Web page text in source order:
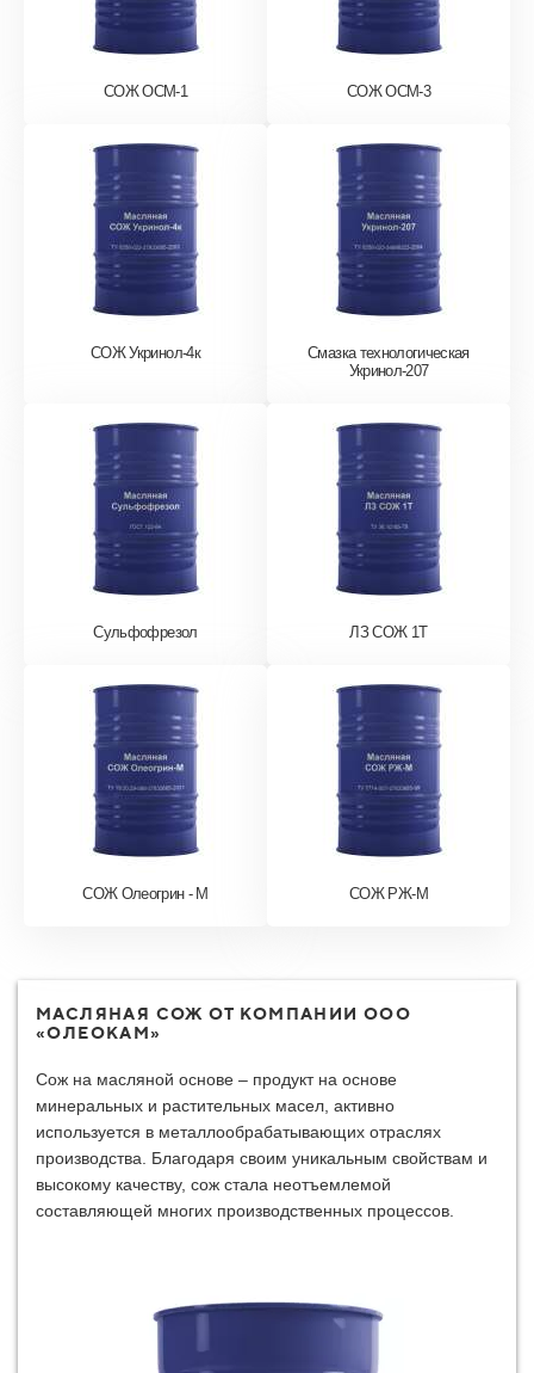
СОЖ ОСМ-1 СОЖ ОСМ-3
СОЖ Укринол-4к
Смазка технологическая
Укринол-207
Сульфофрезол ЛЗ СОЖ 1Т
СОЖ Олеогрин - М СОЖ РЖ-М
МАСЛЯНАЯ СОЖ ОТ КОМПАНИИ ООО
«ОЛЕОКАМ»
Сож на масляной основе – продукт на основе
минеральных и растительных масел, активно
используется в металлообрабатывающих отраслях
производства. Благодаря своим уникальным свойствам и
высокому качеству, сож стала неотъемлемой
составляющей многих производственных процессов.